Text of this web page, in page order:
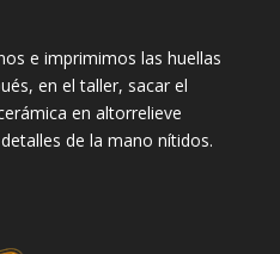
e imprimimos las huellas
en el taller, sacar el
en altorrelieve
de la mano nítidos.